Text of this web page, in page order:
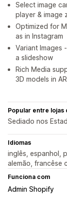
Select image
player & image
Optimized for
as in Instagram
Variant Images
a slideshow
Rich Media
3D models in AR
Popular entre lojas
Sediado nos
Idiomas
inglês, espanhol,
alemão, francêse
Funciona com
Admin Shopify